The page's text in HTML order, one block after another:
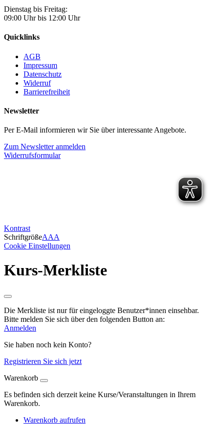
Dienstag bis Freitag:
09:00 Uhr bis 12:00 Uhr
Quicklinks
AGB
Impressum
Datenschutz
Widerruf
Barrierefreiheit
Newsletter
Per E-Mail informieren wir Sie über interessante Angebote.
Zum Newsletter anmelden
Widerrufsformular
Kontrast
SchriftgrößeAAA
Cookie Einstellungen
Kurs-Merkliste
Die Merkliste ist nur für eingeloggte Benutzer*innen einsehbar.
Bitte melden Sie sich über den folgenden Button an:
Anmelden
Sie haben noch kein Konto?
Registrieren Sie sich jetzt
Warenkorb
Es befinden sich derzeit keine Kurse/Veranstaltungen in Ihrem
Warenkorb.
Warenkorb aufrufen